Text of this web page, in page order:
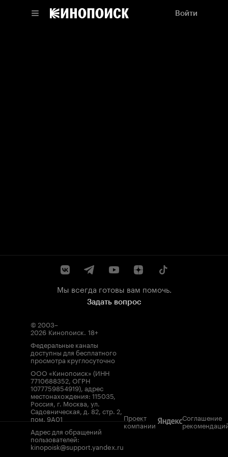
Войти
Мы всегда готовы вам помочь.
Задать вопрос
© 2003–
2026 Кинопоиск. 18+
Федеральные каналы
доступны для бесплатного
просмотра круглосуточно
ООО «Кинопоиск» (ИНН
7710688352, ОГРН
1077759854919), адрес
местонахождения: 115035,
Россия, г. Москва, ул.
Садовническая, д. 82, стр. 2,
пом. 9А01
Адрес для обращений
пользователей:
kinopoisk@support.yandex.ru
Проект
компании
Соглашение